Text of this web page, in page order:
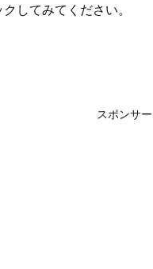
してみてください。
スポンサ